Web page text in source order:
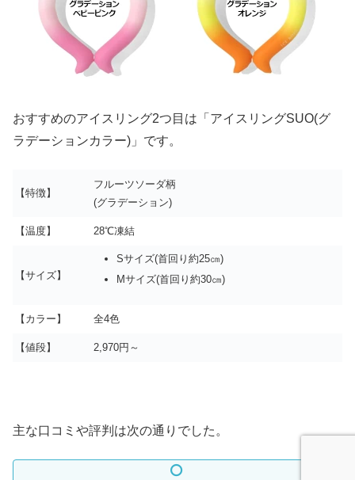
おすすめのアイスリング2つ目は「アイスリングSUO(グ
ラデーションカラー)」です。
【特徴】
フルーツソーダ柄
(グラデーション)
【温度】 28℃凍結
【サイズ】
Sサイズ(首回り約25㎝)
Mサイズ(首回り約30㎝)
【カラー】 全4色
【値段】 2,970円～
主な口コミや評判は次の通りでした。